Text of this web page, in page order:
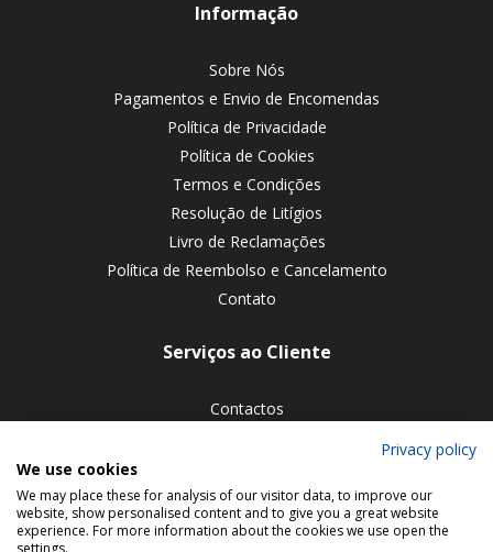
Informação
Sobre Nós
Pagamentos e Envio de Encomendas
Política de Privacidade
Política de Cookies
Termos e Condições
Resolução de Litígios
Livro de Reclamações
Política de Reembolso e Cancelamento
Contato
Serviços ao Cliente
Contactos
Siga-nos nas redes sociais
Privacy policy
We use cookies
We may place these for analysis of our visitor data, to improve our
website, show personalised content and to give you a great website
experience. For more information about the cookies we use open the
settings.